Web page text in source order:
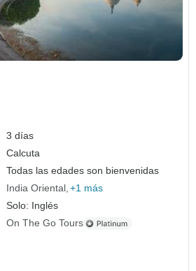
3 días
Calcuta
Todas las edades son bienvenidas
India Oriental +1 más
Solo: Inglés
On The Go Tours